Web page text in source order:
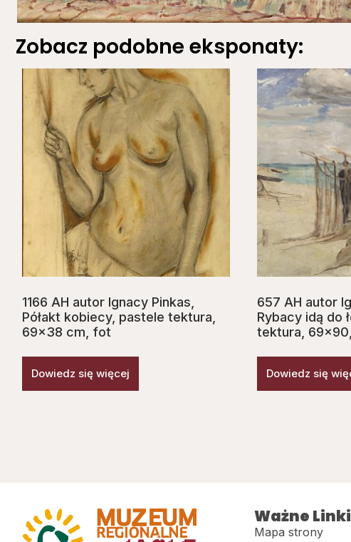
Zobacz podobne eksponaty:
1166 AH autor Ignacy Pinkas,
Półakt kobiecy, pastele tektura,
69×38 cm, fot
Dowiedz się więcej
657 AH autor
Rybacy idą do
tektura, 69×90,
Dowiedz się
Ważne Linki
Mapa strony